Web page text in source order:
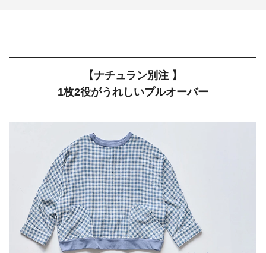
【ナチュラン別注 】
1枚2役がうれしいプルオーバー